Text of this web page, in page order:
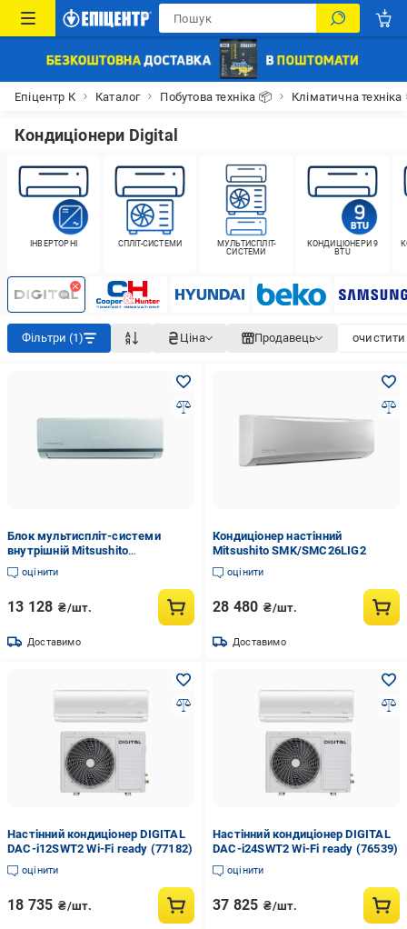
Епіцентр К Каталог Побутова техніка 📦 Кліматична
Кондиціонери Digital
ІНВЕРТОРНІ СПЛІТ-СИСТЕМИ
МУЛЬТИСПЛІТ-
СИСТЕМИ
КОНДИЦІОНЕРИ 9
BTU
Фільтри (1) Ціна Продавець очистити
Блок мультиспліт-системи
внутрішній Mitsushito
SGK35MIG2 (76043)
оцінити
13 128 ₴/шт.
Доставимо
Кондиціонер настінний
Mitsushito SMK/SMC26LIG2
оцінити
28 480 ₴/шт.
Доставимо
Настінний кондиціонер DIGITAL
DAC-i12SWT2 Wi-Fi ready (77182)
оцінити
18 735 ₴/шт.
Настінний кондиціонер DIGITAL
DAC-i24SWT2 Wi-Fi ready (76539)
оцінити
37 825 ₴/шт.